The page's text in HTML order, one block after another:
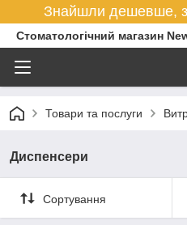
Знайшли дешевше,
Стоматологічний магазин
Товари та послуги
Диспенсери
Сортування